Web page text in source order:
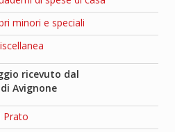
minori e speciali
ricevuto dal
Avignone
Prato